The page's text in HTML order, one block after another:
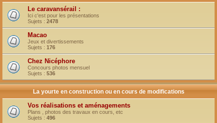
Le caravansérail :
Ici c'est pour les présentations
Sujets : 2478
Macao
Jeux et divertissements
Sujets : 176
Chez Nicéphore
Concours photos mensuel
Sujets : 536
La yourte en construction ou en cours de modifications
Vos réalisations et aménagements
Plans , photos des travaux en cours, etc
Sujets : 496